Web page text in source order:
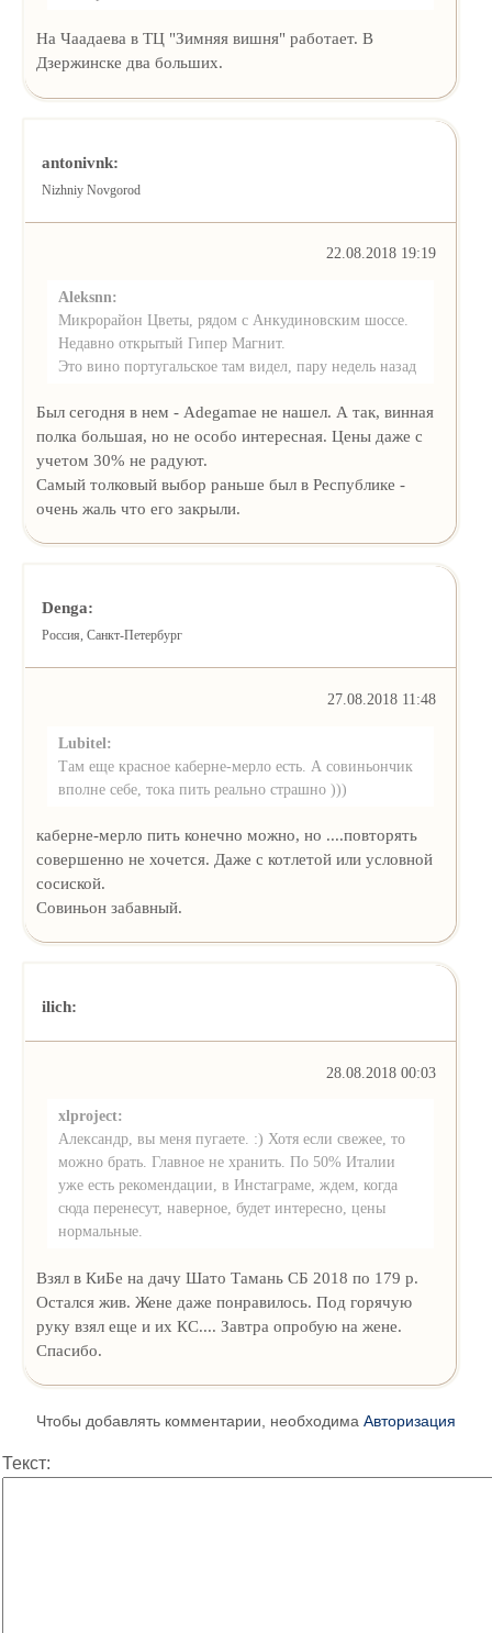
На Чаадаева в ТЦ "Зимняя вишня" работает. В
Дзержинске два больших.
antonivnk:
Nizhniy Novgorod
22.08.2018 19:19
Aleksnn:
Микрорайон Цветы, рядом с Анкудиновским шоссе.
Недавно открытый Гипер Магнит.
Это вино португальское там видел, пару недель назад
Был сегодня в нем - Adegamae не нашел. А так, винная
полка большая, но не особо интересная. Цены даже с
учетом 30% не радуют.
Самый толковый выбор раньше был в Республике -
очень жаль что его закрыли.
Denga:
Россия, Санкт-Петербург
27.08.2018 11:48
Lubitel:
Там еще красное каберне-мерло есть. А совиньончик
вполне себе, тока пить реально страшно )))
каберне-мерло пить конечно можно, но ....повторять
совершенно не хочется. Даже с котлетой или условной
сосиской.
Совиньон забавный.
ilich:
28.08.2018 00:03
xlproject:
Александр, вы меня пугаете. :) Хотя если свежее, то
можно брать. Главное не хранить. По 50% Италии
уже есть рекомендации, в Инстаграме, ждем, когда
сюда перенесут, наверное, будет интересно, цены
нормальные.
Взял в КиБе на дачу Шато Тамань СБ 2018 по 179 р.
Остался жив. Жене даже понравилось. Под горячую
руку взял еще и их КС.... Завтра опробую на жене.
Спасибо.
Чтобы добавлять комментарии, необходима Авторизация
Текст: